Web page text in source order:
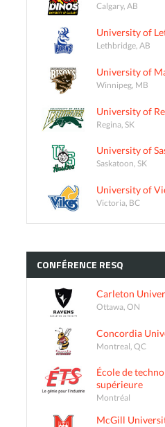
Calgary, AB
University of
Lethbridge, AB
University of
Winnipeg, MB
University of
Regina, SK
University of
Saskatoon, SK
University of
Victoria, BC
CONFÉRENCE RESQ
Carleton
Ottawa, ON
Concordia
Montreal, QC
École de
supérieure
Montréal
McGill